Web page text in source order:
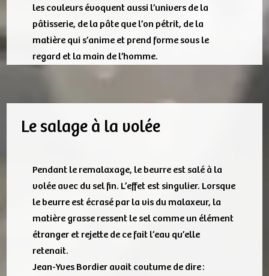
les couleurs évoquent aussi l’univers de la
pâtisserie, de la pâte que l’on pétrit, de la
matière qui s’anime et prend forme sous le
regard et la main de l’homme.
Le salage à la volée
Pendant le remalaxage, le beurre est salé à la
volée avec du sel fin. L’effet est singulier. Lorsque
le beurre est écrasé par la vis du malaxeur, la
matière grasse ressent le sel comme un élément
étranger et rejette de ce fait l’eau qu’elle
retenait.
Jean-Yves Bordier avait coutume de dire :